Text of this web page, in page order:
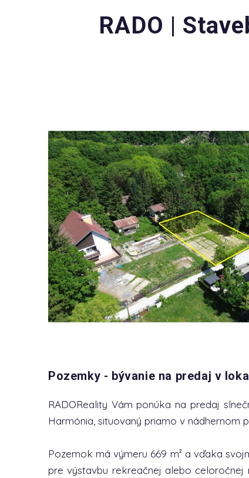
RADO |
Pozemky - bývanie na predaj v
RADOReality Vám ponúka na predaj
Harmónia, situovaný priamo v nádhernom
Pozemok má výmeru 669 m² a vďaka
pre výstavbu rekreačnej alebo celoročnej